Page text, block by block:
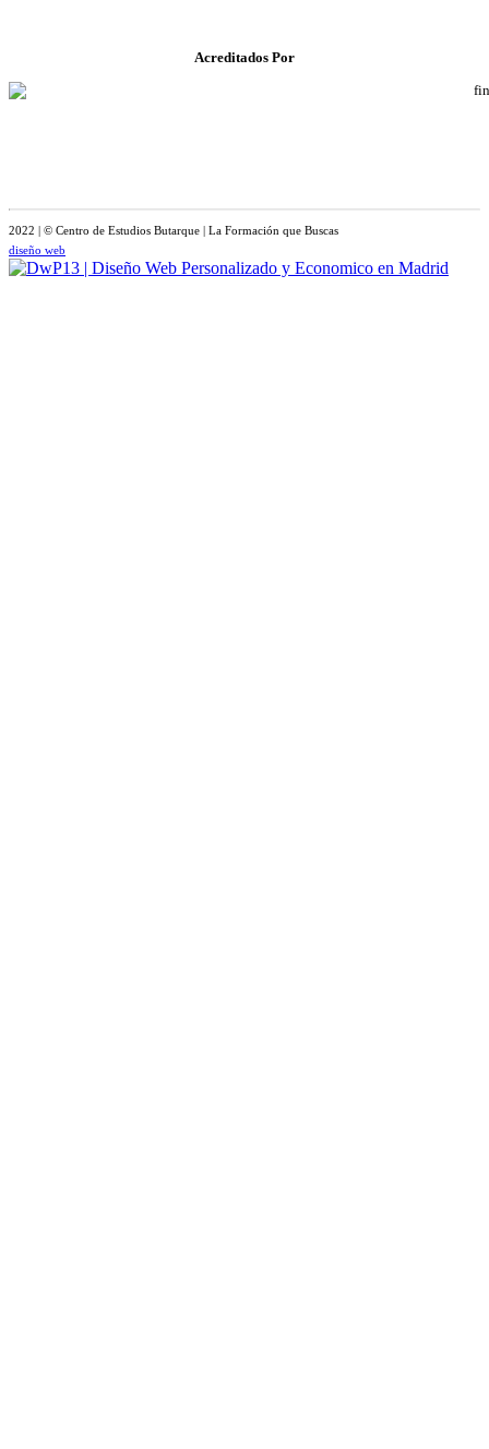
Acreditados Por
2022 | © Centro de Estudios Butarque | La Formación que Buscas
diseño web